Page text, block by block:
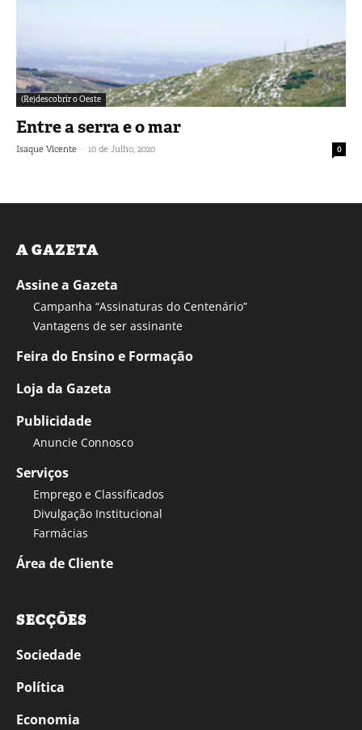
(Re)descobrir o Oeste
Entre a serra e o mar
Isaque Vicente - 10 de Julho, 2020 0
A GAZETA
Assine a Gazeta
Campanha “Assinaturas do Centenário”
Vantagens de ser assinante
Feira do Ensino e Formação
Loja da Gazeta
Publicidade
Anuncie Connosco
Serviços
Emprego e Classificados
Divulgação Institucional
Farmácias
Área de Cliente
SECÇÕES
Sociedade
Política
Economia